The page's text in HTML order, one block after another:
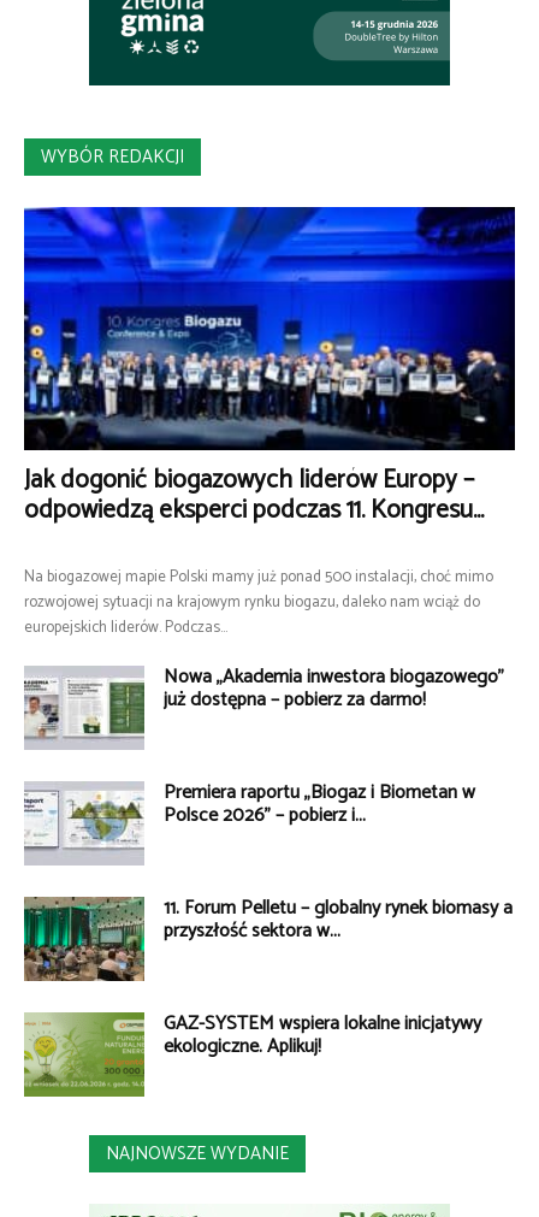
WYBÓR REDAKCJI
Jak dogonić biogazowych liderów Europy –
odpowiedzą eksperci podczas 11. Kongresu...
Na biogazowej mapie Polski mamy już ponad 500 instalacji, choć mimo
rozwojowej sytuacji na krajowym rynku biogazu, daleko nam wciąż do
europejskich liderów. Podczas...
Nowa „Akademia inwestora biogazowego”
już dostępna – pobierz za darmo!
Premiera raportu „Biogaz i Biometan w
Polsce 2026” – pobierz i...
11. Forum Pelletu – globalny rynek biomasy a
przyszłość sektora w...
GAZ-SYSTEM wspiera lokalne inicjatywy
ekologiczne. Aplikuj!
NAJNOWSZE WYDANIE